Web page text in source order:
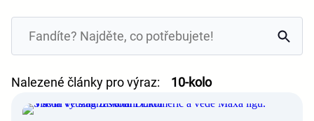
Nalezené články pro výraz: 10-kolo